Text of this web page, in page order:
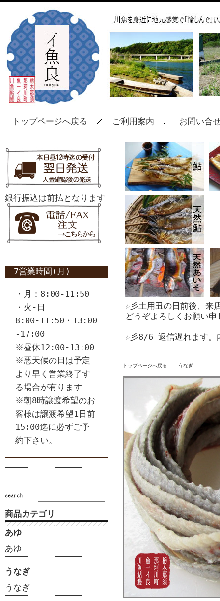
トップページへ戻る ご利用案内 お問い合
☆彡土用丑の日前後、来
どうぞよろしくお願い
☆彡8/6 返信遅れます。
トップページへ戻る うなぎ
銀行振込は前払となります
7営業時間(月)
・月：8:00-11:50
・火-日
8:00-11:50・13:00
-17:00
※昼休12:00-13:00
※悪天候の日は予定
より早く営業終了す
る場合が有ります
※朝8時譲渡希望のお
客様は譲渡希望1日前
15:00迄に必ずご予
約下さい。
商品カテゴリ
あゆ
あゆ
うなぎ
うなぎ